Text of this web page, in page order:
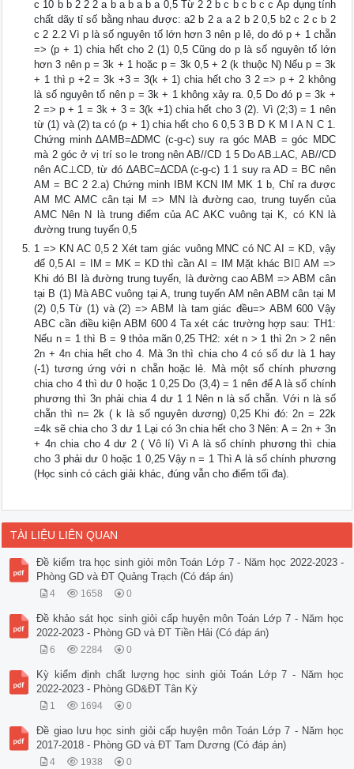
c 10 b b 2 2 2 a b a b a b a 0,5 Từ 2 2 b c b c b c c Áp dụng tính
chất dãy tỉ số bằng nhau được: a2 b 2 a a 2 b 2 0,5 b2 c 2 c b 2
c 2 2.2 Vì p là số nguyên tố lớn hơn 3 nên p lẻ, do đó p + 1 chẵn
=> (p + 1) chia hết cho 2 (1) 0,5 Cũng do p là số nguyên tố lớn
hơn 3 nên p = 3k + 1 hoặc p = 3k 0,5 + 2 (k thuộc N) Nếu p = 3k
+ 1 thì p +2 = 3k +3 = 3(k + 1) chia hết cho 3 2 => p + 2 không
là số nguyên tố nên p = 3k + 1 không xảy ra. 0,5 Do đó p = 3k +
2 => p + 1 = 3k + 3 = 3(k +1) chia hết cho 3 (2). Vì (2;3) = 1 nên
từ (1) và (2) ta có (p + 1) chia hết cho 6 0,5 3 B D K M I A N C 1.
Chứng minh ∆AMB=∆DMC (c-g-c) suy ra góc MAB = góc MDC
mà 2 góc ở vị trí so le trong nên AB//CD 1 5 Do AB⊥AC, AB//CD
nên AC⊥CD, từ đó ∆ABC=∆CDA (c-g-c) 1 1 suy ra AD = BC nên
AM = BC 2 2.a) Chứng minh IBM KCN IM MK 1 b, Chỉ ra được
AM MC AMC cân tại M => MN là đường cao, trung tuyến của
AMC Nên N là trung điểm của AC AKC vuông tại K, có KN là
đường trung tuyến 0,5
1 => KN AC 0,5 2 Xét tam giác vuông MNC có NC AI = KD, vậy
để 0,5 AI = IM = MK = KD thì cần AI = IM Mặt khác BI AM =>
Khi đó BI là đường trung tuyến, là đường cao ABM => ABM cân
tại B (1) Mà ABC vuông tại A, trung tuyến AM nên ABM cân tại M
(2) 0,5 Từ (1) và (2) => ABM là tam giác đều=> ABM 600 Vậy
ABC cần điều kiện ABM 600 4 Ta xét các trường hợp sau: TH1:
Nếu n = 1 thì B = 9 thỏa mãn 0,25 TH2: xét n > 1 thì 2n > 2 nên
2n + 4n chia hết cho 4. Mà 3n thì chia cho 4 có số dư là 1 hay
(-1) tương ứng với n chẵn hoặc lẻ. Mà một số chính phương
chia cho 4 thì dư 0 hoặc 1 0,25 Do (3,4) = 1 nên để A là số chính
phương thì 3n phải chia 4 dư 1 1 Nên n là số chẵn. Với n là số
chẵn thì n= 2k ( k là số nguyên dương) 0,25 Khi đó: 2n = 22k
=4k sẽ chia cho 3 dư 1 Lại có 3n chia hết cho 3 Nên: A = 2n + 3n
+ 4n chia cho 4 dư 2 ( Vô lí) Vì A là số chính phương thì chia
cho 3 phải dư 0 hoặc 1 0,25 Vậy n = 1 Thì A là số chính phương
(Học sinh có cách giải khác, đúng vẫn cho điểm tối đa).
TÀI LIỆU LIÊN QUAN
Đề kiểm tra học sinh giỏi môn Toán Lớp 7 - Năm học 2022-2023 -
Phòng GD và ĐT Quảng Trạch (Có đáp án)
4 1658 0
Đề khảo sát học sinh giỏi cấp huyện môn Toán Lớp 7 - Năm học
2022-2023 - Phòng GD và ĐT Tiền Hải (Có đáp án)
6 2284 0
Kỳ kiểm định chất lượng học sinh giỏi Toán Lớp 7 - Năm học
2022-2023 - Phòng GD&ĐT Tân Kỳ
1 1694 0
Đề giao lưu học sinh giỏi cấp huyện môn Toán Lớp 7 - Năm học
2017-2018 - Phòng GD và ĐT Tam Dương (Có đáp án)
4 1938 0